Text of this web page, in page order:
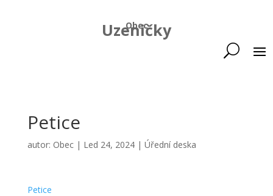
Obec
Uzeničky
Petice
autor: Obec| Led 24, 2024| Úřední deska
Petice